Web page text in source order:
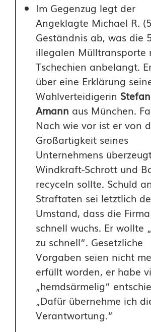
Im Gegenzug legt der
Angeklagte Michael R.
Geständnis ab, was die
illegalen Mülltransporte
Tschechien anbelangt.
über eine Erklärung
Wahlverteidigerin
Amann aus München.
Nach wie vor ist er von
Großartigkeit seines
Unternehmens
Windkraft-Schrott und
recyceln sollte. Schuld
Straftaten sei letztlich
Umstand, dass die
schnell wuchs. Er wollte
zu schnell“. Gesetzliche
Vorgaben seien nicht
erfüllt worden, er habe
„hemdsärmelig“
„Dafür übernehme ich
Verantwortung.“